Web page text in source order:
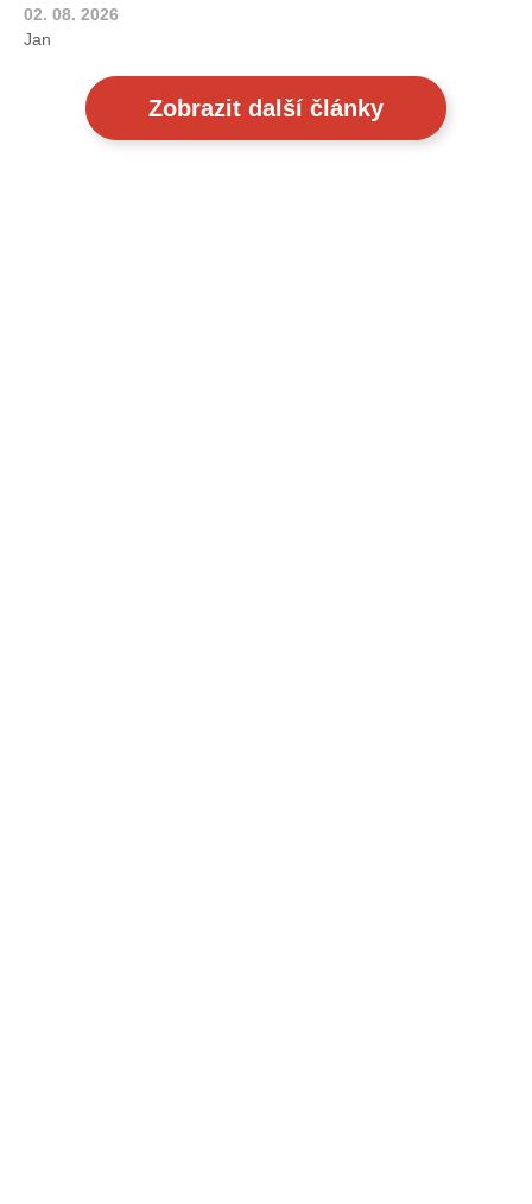
02. 08. 2026
Jan
Zobrazit další články